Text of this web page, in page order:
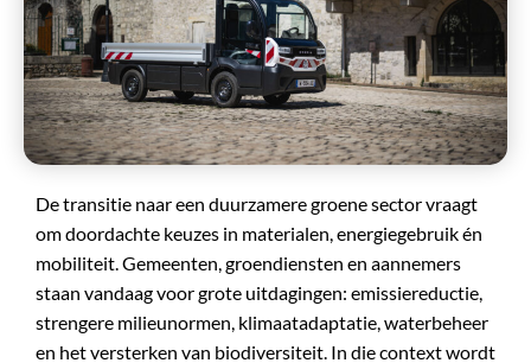
De transitie naar een duurzamere groene sector vraagt
om doordachte keuzes in materialen, energiegebruik én
mobiliteit. Gemeenten, groendiensten en aannemers
staan vandaag voor grote uitdagingen: emissiereductie,
strengere milieunormen, klimaatadaptatie, waterbeheer
en het versterken van biodiversiteit. In die context wordt